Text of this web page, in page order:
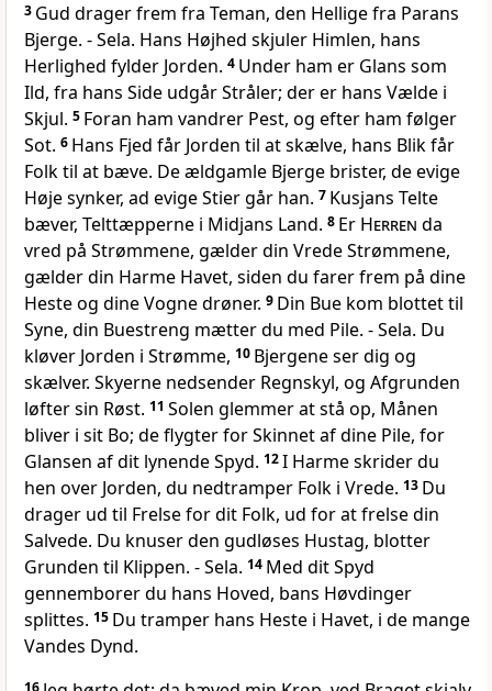
3 Gud drager frem fra Teman, den Hellige fra Parans
Bjerge. - Sela. Hans Højhed skjuler Himlen, hans
Herlighed fylder Jorden. 4 Under ham er Glans som
Ild, fra hans Side udgår Stråler; der er hans Vælde i
Skjul. 5 Foran ham vandrer Pest, og efter ham følger
Sot. 6 Hans Fjed får Jorden til at skælve, hans Blik får
Folk til at bæve. De ældgamle Bjerge brister, de evige
Høje synker, ad evige Stier går han. 7 Kusjans Telte
bæver, Telttæpperne i Midjans Land. 8 Er Herren da
vred på Strømmene, gælder din Vrede Strømmene,
gælder din Harme Havet, siden du farer frem på dine
Heste og dine Vogne drøner. 9 Din Bue kom blottet til
Syne, din Buestreng mætter du med Pile. - Sela. Du
kløver Jorden i Strømme, 10 Bjergene ser dig og
skælver. Skyerne nedsender Regnskyl, og Afgrunden
løfter sin Røst. 11 Solen glemmer at stå op, Månen
bliver i sit Bo; de flygter for Skinnet af dine Pile, for
Glansen af dit lynende Spyd. 12I Harme skrider du
hen over Jorden, du nedtramper Folk i Vrede. 13 Du
drager ud til Frelse for dit Folk, ud for at frelse din
Salvede. Du knuser den gudløses Hustag, blotter
Grunden til Klippen. - Sela. 14 Med dit Spyd
gennemborer du hans Hoved, bans Høvdinger
splittes. 15 Du tramper hans Heste i Havet, i de mange
Vandes Dynd.
16